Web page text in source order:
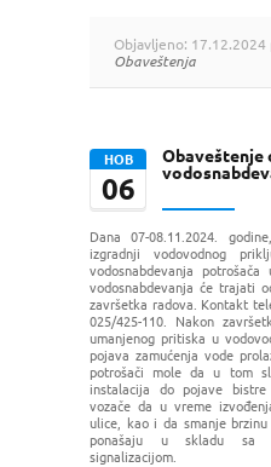
Objavljeno: 17.12.2024
Obaveštenja
НОВ
06
Obaveštenje
Dana 07-08.11.2024.
izgradnji vodovodnog
vodosnabdevanja
vodosnabdevanja će trajati
završetka radova. Kontakt
025/425-110. Nakon
umanjenog pritiska u
pojava zamućenja vode
potrošači mole da u tom
instalacija do pojave bistre
vozače da u vreme
ulice, kao i da smanje
ponašaju u skladu sa
signalizacijom.